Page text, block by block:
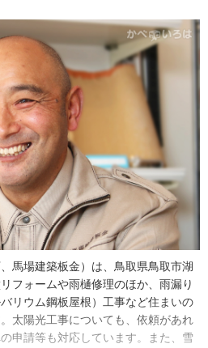
馬場建築板金）は、鳥取県鳥取市湖
フォームや雨樋修理のほか、雨漏り
リウム鋼板屋根）工事など住まいの
太陽光工事についても、依頼があれ
申請等も対応しています。また、雪